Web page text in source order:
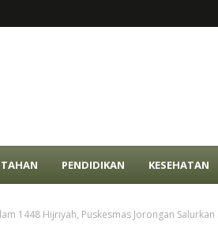
PENDIDIKAN KESEHATAN
1448 Hijriyah, Puskesmas Jorongan